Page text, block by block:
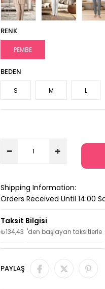
RENK
PEMBE
BEDEN
S M L
Shipping Information:
Orders Received Until 14:00
₺134,43 'den başlayan taksitlerle
PAYLAŞ